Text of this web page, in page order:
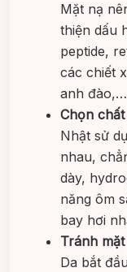
Mặt nạ
thiện dấu
peptide,
các chiết
anh đào,…
Chọn
Nhật sử
nhau,
dày,
năng ôm
bay hơi
Tránh
Da bắt